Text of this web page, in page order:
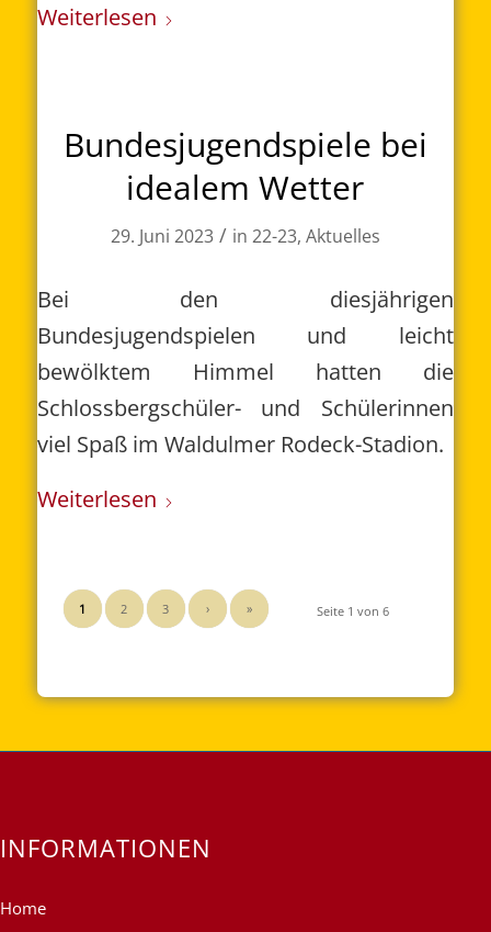
Weiterlesen
Bundesjugendspiele bei
idealem Wetter
29. Juni 2023 / in 22-23, Aktuelles
Bei den diesjährigen
Bundesjugendspielen und leicht
bewölktem Himmel hatten die
Schlossbergschüler- und Schülerinnen
viel Spaß im Waldulmer Rodeck-Stadion.
Weiterlesen
Seite 1 von 6
1 2 3 › »
INFORMATIONEN
Home